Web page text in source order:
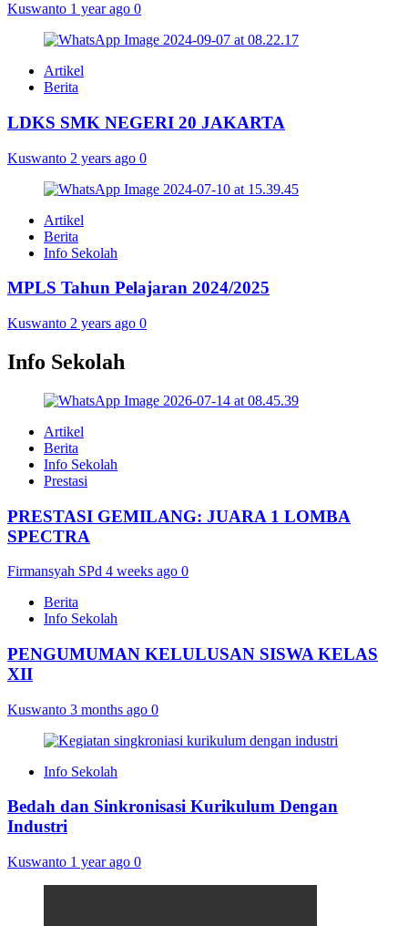
Kuswanto 1 year ago 0
Artikel
Berita
LDKS SMK NEGERI 20 JAKARTA
Kuswanto 2 years ago 0
Artikel
Berita
Info Sekolah
MPLS Tahun Pelajaran 2024/2025
Kuswanto 2 years ago 0
Info Sekolah
Artikel
Berita
Info Sekolah
Prestasi
PRESTASI GEMILANG: JUARA 1 LOMBA
SPECTRA
Firmansyah SPd 4 weeks ago 0
Berita
Info Sekolah
PENGUMUMAN KELULUSAN SISWA KELAS
XII
Kuswanto 3 months ago 0
Info Sekolah
Bedah dan Sinkronisasi Kurikulum Dengan
Industri
Kuswanto 1 year ago 0